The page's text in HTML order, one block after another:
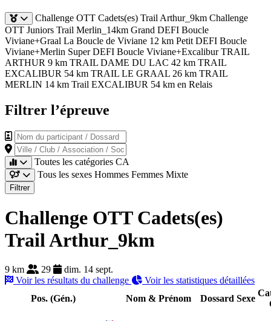
Challenge OTT Cadets(es) Trail Arthur_9km Challenge
OTT Juniors Trail Merlin_14km Grand DEFI Boucle
Viviane+Graal La Boucle de Viviane 12 km Petit DEFI Boucle
Viviane+Merlin Super DEFI Boucle Viviane+Excalibur TRAIL
ARTHUR 9 km TRAIL DAME DU LAC 42 km TRAIL
EXCALIBUR 54 km TRAIL LE GRAAL 26 km TRAIL
MERLIN 14 km Trail EXCALIBUR 54 km en Relais
Filtrer l’épreuve
Nom du participant / Dossard
Ville / Club / Association / Société
Toutes les catégories CA
Tous les sexes Hommes Femmes Mixte
Filtrer
Challenge OTT Cadets(es)
Trail Arthur_9km
9 km 29
dim. 14 sept.
Voir les résultats du challenge
Voir les statistiques détaillées
Pos. (Gén.)
Nom & Prénom Dossard Sexe